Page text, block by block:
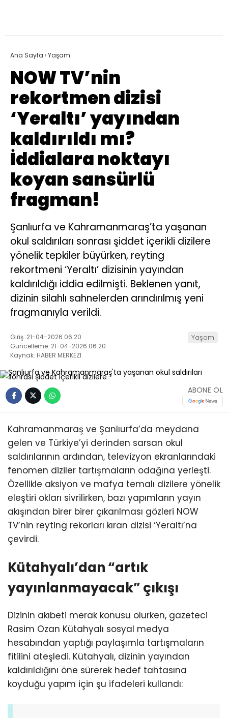
Ana Sayfa ›Yaşam
NOW TV’nin
rekortmen dizisi
‘Yeraltı’ yayından
kaldırıldı mı?
İddialara noktayı
koyan sansürlü
fragman!
Şanlıurfa ve Kahramanmaraş’ta yaşanan
okul saldırıları sonrası şiddet içerikli dizilere
yönelik tepkiler büyürken, reyting
rekortmeni ‘Yeraltı’ dizisinin yayından
kaldırıldığı iddia edilmişti. Beklenen yanıt,
dizinin silahlı sahnelerden arındırılmış yeni
fragmanıyla verildi.
Giriş: 21-04-2026 06:20
Güncelleme: 21-04-2026 06:20
Kaynak: HABER MERKEZI
Yaşam
ABONE OL
Kahramanmaraş ve Şanlıurfa’da meydana
gelen ve Türkiye’yi derinden sarsan okul
saldırılarının ardından, televizyon ekranlarındaki
fenomen diziler tartışmaların odağına yerleşti.
Özellikle aksiyon ve mafya temalı dizilere yönelik
eleştiri okları sivrilirken, bazı yapımların yayın
akışından birer birer çıkarılması gözleri NOW
TV’nin reyting rekorları kıran dizisi ‘Yeraltı’na
çevirdi.
Kütahyalı’dan “artık
yayınlanmayacak” çıkışı
Dizinin akıbeti merak konusu olurken, gazeteci
Rasim Ozan Kütahyalı sosyal medya
hesabından yaptığı paylaşımla tartışmaların
fitilini ateşledi. Kütahyalı, dizinin yayından
kaldırıldığını öne sürerek hedef tahtasına
koyduğu yapım için şu ifadeleri kullandı: